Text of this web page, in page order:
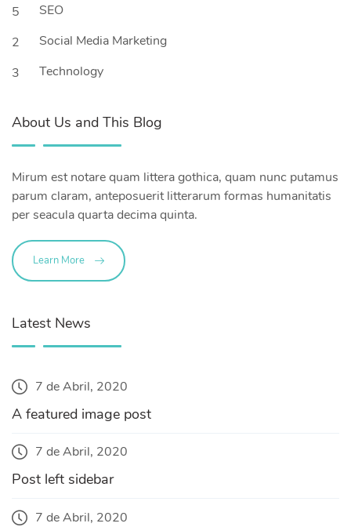
5
SEO
2
Social Media Marketing
3
Technology
About Us and This Blog
Mirum est notare quam littera gothica, quam nunc putamus
parum claram, anteposuerit litterarum formas humanitatis
per seacula quarta decima quinta.
Learn More
Latest News
7 de Abril, 2020
A featured image post
7 de Abril, 2020
Post left sidebar
7 de Abril, 2020